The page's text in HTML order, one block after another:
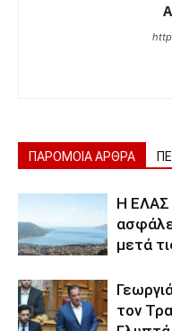
ΠΑΡΟΜΟΙΑ ΑΡΘΡΑ
Η ΕΛΑΣ
μετά
τον